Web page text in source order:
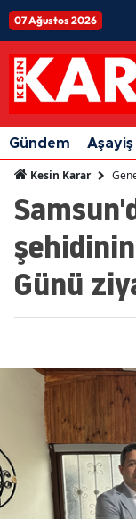
07 Ağustos 2026
Gündem Aşayiş
Kesin Karar
Günü